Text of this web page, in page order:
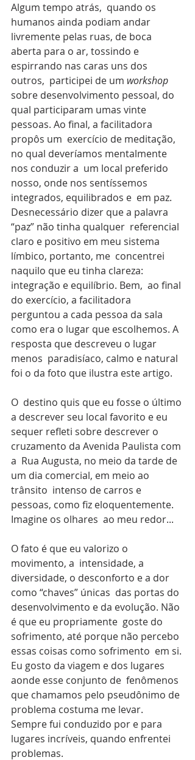
Algum tempo atrás,  quando os
humanos ainda podiam andar
livremente pelas ruas, de boca
aberta para o ar, tossindo e
espirrando nas caras uns dos
outros,  participei de um workshop
sobre desenvolvimento pessoal, do
qual participaram umas vinte
pessoas. Ao final, a facilitadora
propôs um  exercício de meditação,
no qual deveríamos mentalmente
nos conduzir a  um local preferido
nosso, onde nos sentíssemos
integrados, equilibrados e  em paz.
Desnecessário dizer que a palavra
“paz” não tinha qualquer  referencial
claro e positivo em meu sistema
límbico, portanto, me  concentrei
naquilo que eu tinha clareza:
integração e equilíbrio. Bem,  ao final
do exercício, a facilitadora
perguntou a cada pessoa da sala
como era o lugar que escolhemos. A
resposta que descreveu o lugar
menos  paradisíaco, calmo e natural
foi o da foto que ilustra este artigo.
O  destino quis que eu fosse o último
a descrever seu local favorito e eu
sequer refleti sobre descrever o
cruzamento da Avenida Paulista com
a  Rua Augusta, no meio da tarde de
um dia comercial, em meio ao
trânsito  intenso de carros e
pessoas, como fiz eloquentemente.
Imagine os olhares  ao meu redor...
O fato é que eu valorizo o
movimento, a  intensidade, a
diversidade, o desconforto e a dor
como “chaves” únicas  das portas do
desenvolvimento e da evolução. Não
é que eu propriamente  goste do
sofrimento, até porque não percebo
essas coisas como sofrimento  em si.
Eu gosto da viagem e dos lugares
aonde esse conjunto de  fenômenos
que chamamos pelo pseudônimo de
problema costuma me levar.
Sempre fui conduzido por e para
lugares incríveis, quando enfrentei
problemas.